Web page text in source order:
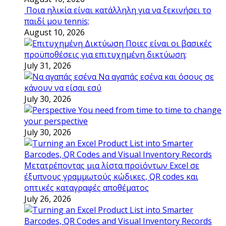
Ποια ηλικία είναι κατάλληλη για να ξεκινήσει το
παιδί μου tennis;
August 10, 2026
Ποιες είναι οι βασικές
προϋποθέσεις για επιτυχημένη δικτύωση;
July 31, 2026
Να αγαπάς εσένα και όσους σε
κάνουν να είσαι εσύ
July 30, 2026
You need from time to time to change
your perspective
July 30, 2026
Μετατρέποντας μια λίστα προϊόντων Excel σε
έξυπνους γραμμωτούς κώδικες, QR codes και
οπτικές καταγραφές αποθέματος
July 26, 2026